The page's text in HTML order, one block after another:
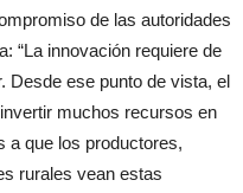
de las autoridades
“La innovación requiere de
Desde ese punto de vista, el
muchos recursos en
a que los productores,
rurales vean estas